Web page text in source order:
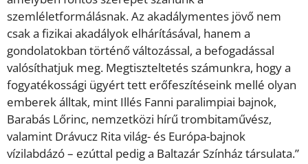
szemléletformálásnak. Az akadálymentes jövő nem
csak a fizikai akadályok elhárításával, hanem a
gondolatokban történő változással, a befogadással
valósíthatjuk meg. Megtiszteltetés számunkra, hogy a
fogyatékossági ügyért tett erőfeszítéseink mellé olyan
emberek álltak, mint Illés Fanni paralimpiai bajnok,
Barabás Lőrinc, nemzetközi hírű trombitaművész,
valamint Drávucz Rita világ- és Európa-bajnok
vízilabdázó – ezúttal pedig a Baltazár Színház társulata.”